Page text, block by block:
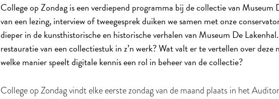
College op Zondag is een verdiepend programma bij de collectie van Museum
van een lezing, interview of tweegesprek duiken we samen met onze
dieper in de kunsthistorische en historische verhalen van Museum De
restauratie van een collectiestuk in z’n werk? Wat valt er te vertellen over deze
welke manier speelt digitale kennis een rol in beheer van de collectie?
College op Zondag vindt elke eerste zondag van de maand plaats in het